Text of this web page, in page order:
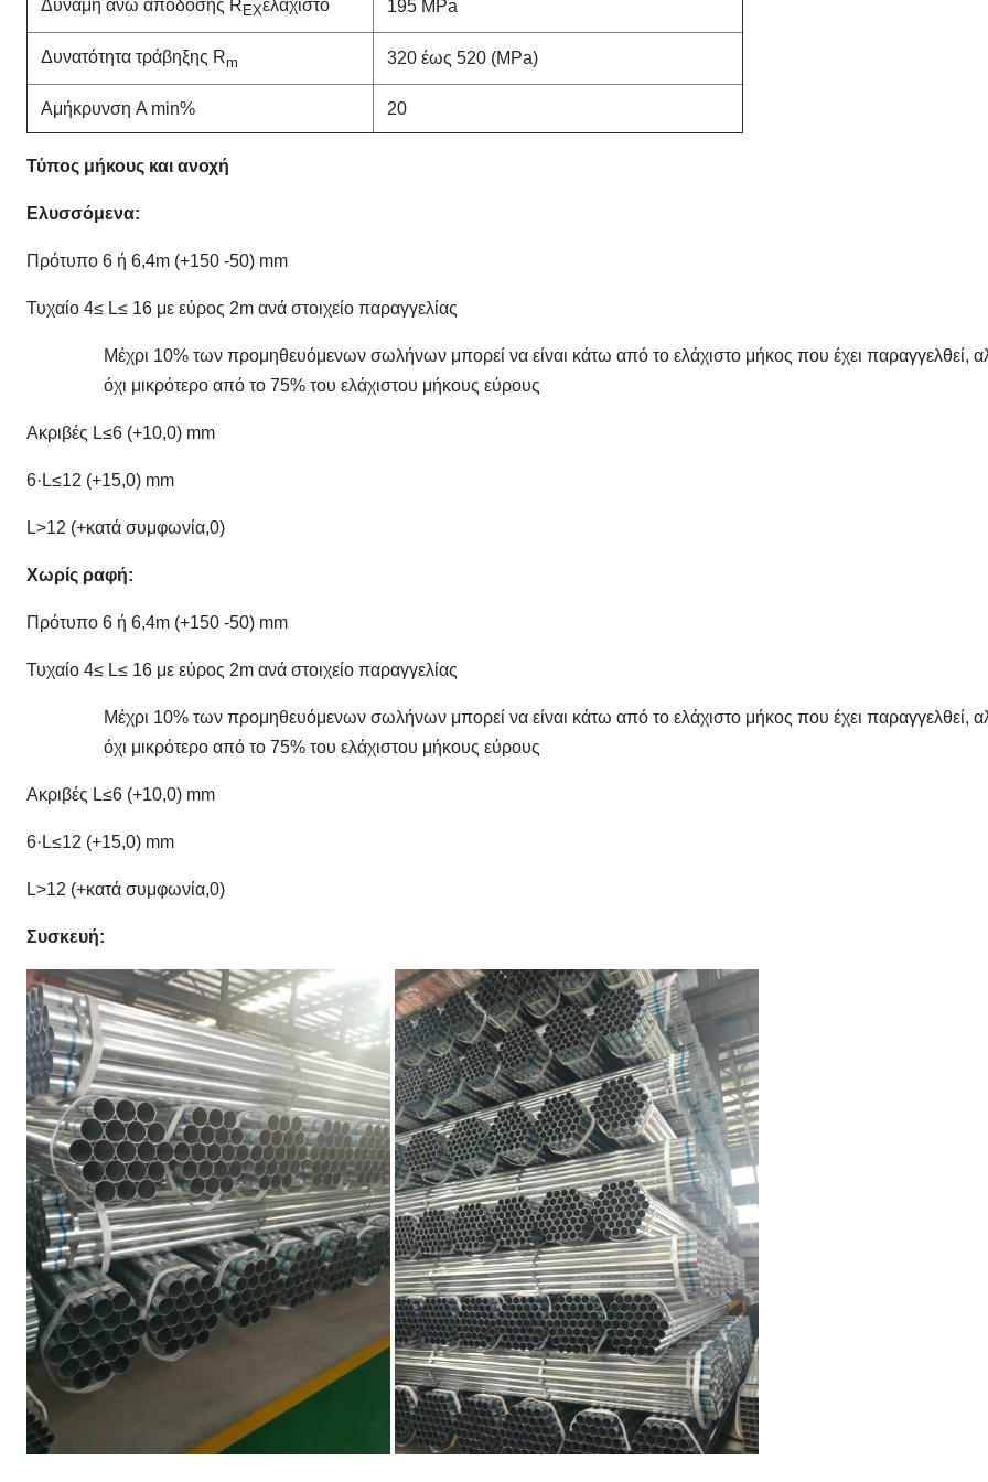
Δύναμη άνω απόδοσης R ΕΧελάχιστο 195 MPa
Δυνατότητα τράβηξης Rm 320 έως 520 (MPa)
Αμήκρυνση A min% 20
Τύπος μήκους και ανοχή
Ελυσσόμενα:
Πρότυπο 6 ή 6,4m (+150 -50) mm
Τυχαίο 4≤ L≤ 16 με εύρος 2m ανά στοιχείο παραγγελίας
Μέχρι 10% των προμηθευόμενων σωλήνων μπορεί να είναι κάτω από το ελάχιστο μήκος που έχει παραγγελθεί,
όχι μικρότερο από το 75% του ελάχιστου μήκους εύρους
Ακριβές L≤6 (+10,0) mm
6·L≤12 (+15,0) mm
L>12 (+κατά συμφωνία,0)
Χωρίς ραφή:
Πρότυπο 6 ή 6,4m (+150 -50) mm
Τυχαίο 4≤ L≤ 16 με εύρος 2m ανά στοιχείο παραγγελίας
Μέχρι 10% των προμηθευόμενων σωλήνων μπορεί να είναι κάτω από το ελάχιστο μήκος που έχει παραγγελθεί,
όχι μικρότερο από το 75% του ελάχιστου μήκους εύρους
Ακριβές L≤6 (+10,0) mm
6·L≤12 (+15,0) mm
L>12 (+κατά συμφωνία,0)
Συσκευή: